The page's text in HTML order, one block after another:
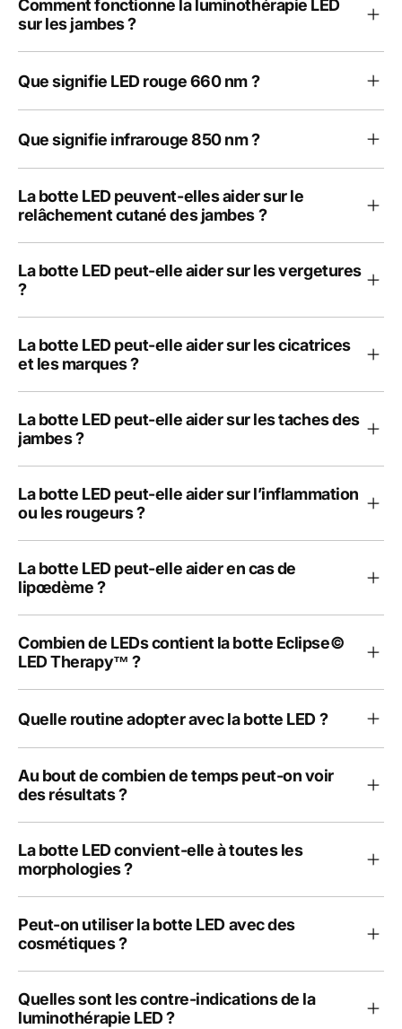
Comment fonctionne la luminothérapie LED
sur les jambes ?
Que signifie LED rouge 660 nm ?
Que signifie infrarouge 850 nm ?
La botte LED peuvent-elles aider sur le
relâchement cutané des jambes ?
La botte LED peut-elle aider sur les vergetures
?
La botte LED peut-elle aider sur les cicatrices
et les marques ?
La botte LED peut-elle aider sur les taches des
jambes ?
La botte LED peut-elle aider sur l’inflammation
ou les rougeurs ?
La botte LED peut-elle aider en cas de
lipœdème ?
Combien de LEDs contient la botte Eclipse©
LED Therapy™ ?
Quelle routine adopter avec la botte LED ?
Au bout de combien de temps peut-on voir
des résultats ?
La botte LED convient-elle à toutes les
morphologies ?
Peut-on utiliser la botte LED avec des
cosmétiques ?
Quelles sont les contre-indications de la
luminothérapie LED ?